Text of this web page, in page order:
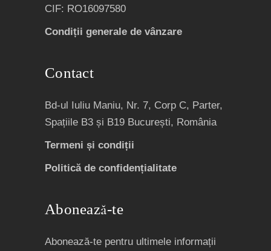
CIF: RO16097580
Condiții generale de vânzare
Contact
Bd-ul Iuliu Maniu, Nr. 7, Corp C, Parter,
Spațiile B3 și B19 București, România
Termeni și condiții
Politică de confidențialitate
Abonează-te
Abonează-te pentru ultimele informații